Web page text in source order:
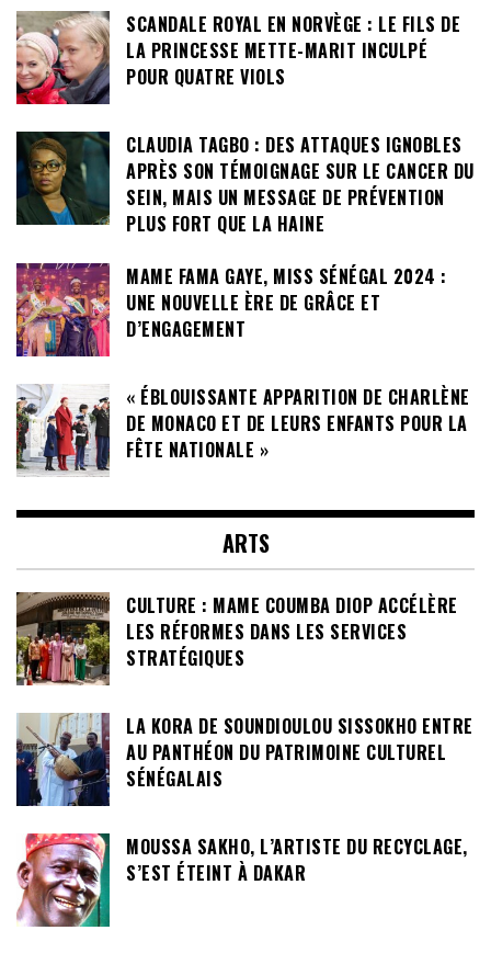
SCANDALE ROYAL EN NORVÈGE : LE FILS DE
LA PRINCESSE METTE-MARIT INCULPÉ
POUR QUATRE VIOLS
CLAUDIA TAGBO : DES ATTAQUES IGNOBLES
APRÈS SON TÉMOIGNAGE SUR LE CANCER DU
SEIN, MAIS UN MESSAGE DE PRÉVENTION
PLUS FORT QUE LA HAINE
MAME FAMA GAYE, MISS SÉNÉGAL 2024 :
UNE NOUVELLE ÈRE DE GRÂCE ET
D’ENGAGEMENT
« ÉBLOUISSANTE APPARITION DE CHARLÈNE
DE MONACO ET DE LEURS ENFANTS POUR LA
FÊTE NATIONALE »
ARTS
CULTURE : MAME COUMBA DIOP ACCÉLÈRE
LES RÉFORMES DANS LES SERVICES
STRATÉGIQUES
LA KORA DE SOUNDIOULOU SISSOKHO ENTRE
AU PANTHÉON DU PATRIMOINE CULTUREL
SÉNÉGALAIS
MOUSSA SAKHO, L’ARTISTE DU RECYCLAGE,
S’EST ÉTEINT À DAKAR